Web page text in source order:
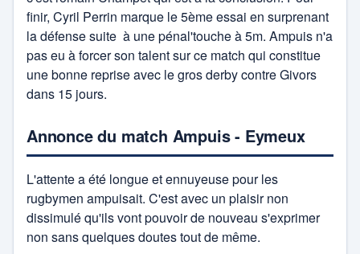
finir, Cyril Perrin marque le 5ème essai en surprenant
la défense suite à une pénal'touche à 5m. Ampuis n'a
pas eu à forcer son talent sur ce match qui constitue
une bonne reprise avec le gros derby contre Givors
dans 15 jours.
Annonce du match Ampuis - Eymeux
L'attente a été longue et ennuyeuse pour les
rugbymen ampuisait. C'est avec un plaisir non
dissimulé qu'ils vont pouvoir de nouveau s'exprimer
non sans quelques doutes tout de même.